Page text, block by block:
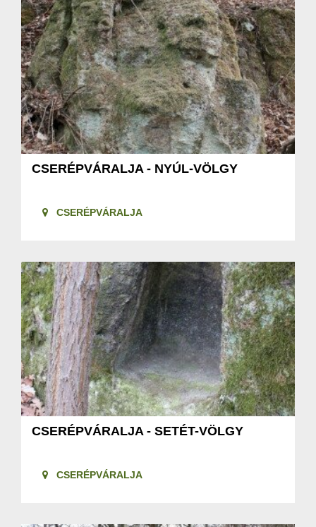
CSERÉPVÁRALJA - NYÚL-VÖLGY
CSERÉPVÁRALJA
CSERÉPVÁRALJA - SETÉT-VÖLGY
CSERÉPVÁRALJA